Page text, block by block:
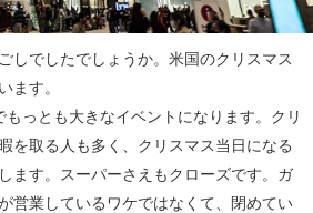
しでしたでしょうか。米国のクリスマス
ます。
っとも大きなイベントになります。クリ
を取る人も多く、クリスマス当日になる
ます。スーパーさえもクローズです。ガ
営業しているワケではなくて、閉めてい